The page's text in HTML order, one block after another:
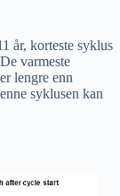
år, korteste syklus
varmeste
lengre enn
syklusen kan